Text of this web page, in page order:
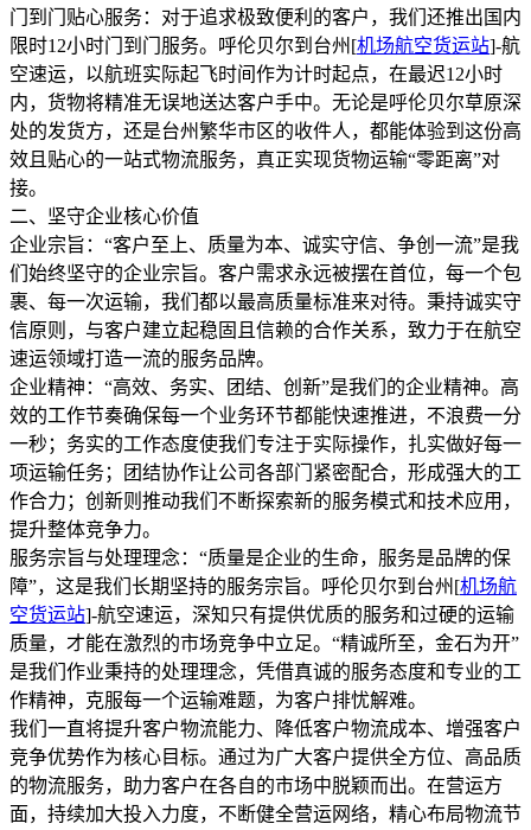
门到门贴心服务：对于追求极致便利的客户，我们还推出国内
限时12小时门到门服务。呼伦贝尔到台州[机场航空货运站]-航
空速运，以航班实际起飞时间作为计时起点，在最迟12小时
内，货物将精准无误地送达客户手中。无论是呼伦贝尔草原深
处的发货方，还是台州繁华市区的收件人，都能体验到这份高
效且贴心的一站式物流服务，真正实现货物运输“零距离”对
接。
二、坚守企业核心价值
企业宗旨：“客户至上、质量为本、诚实守信、争创一流”是我
们始终坚守的企业宗旨。客户需求永远被摆在首位，每一个包
裹、每一次运输，我们都以最高质量标准来对待。秉持诚实守
信原则，与客户建立起稳固且信赖的合作关系，致力于在航空
速运领域打造一流的服务品牌。
企业精神：“高效、务实、团结、创新”是我们的企业精神。高
效的工作节奏确保每一个业务环节都能快速推进，不浪费一分
一秒；务实的工作态度使我们专注于实际操作，扎实做好每一
项运输任务；团结协作让公司各部门紧密配合，形成强大的工
作合力；创新则推动我们不断探索新的服务模式和技术应用，
提升整体竞争力。
服务宗旨与处理理念：“质量是企业的生命，服务是品牌的保
障”，这是我们长期坚持的服务宗旨。呼伦贝尔到台州[机场航
空货运站]-航空速运，深知只有提供优质的服务和过硬的运输
质量，才能在激烈的市场竞争中立足。“精诚所至，金石为开”
是我们作业秉持的处理理念，凭借真诚的服务态度和专业的工
作精神，克服每一个运输难题，为客户排忧解难。
我们一直将提升客户物流能力、降低客户物流成本、增强客户
竞争优势作为核心目标。通过为广大客户提供全方位、高品质
的物流服务，助力客户在各自的市场中脱颖而出。在营运方
面，持续加大投入力度，不断健全营运网络，精心布局物流节